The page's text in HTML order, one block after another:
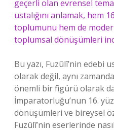
geçerli olan evrensel
ustalığını anlamak, hem
toplumunu hem de
toplumsal dönüşümleri
Bu yazı, Fuzûlî’nin edebi
olarak değil, aynı
önemli bir figürü olarak da
İmparatorluğu’nun 16.
dönüşümleri ve bireysel
Fuzûlî’nin eserlerinde